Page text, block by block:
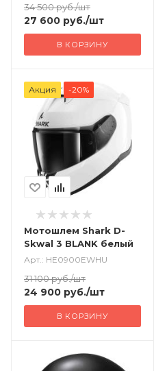
34 500руб./шт
27 600 руб./шт
В КОРЗИНУ
Акция -20%
Мотошлем Shark D-
Skwal 3 BLANK белый
Арт.: HE0900EWHU
31 100руб./шт
24 900 руб./шт
В КОРЗИНУ